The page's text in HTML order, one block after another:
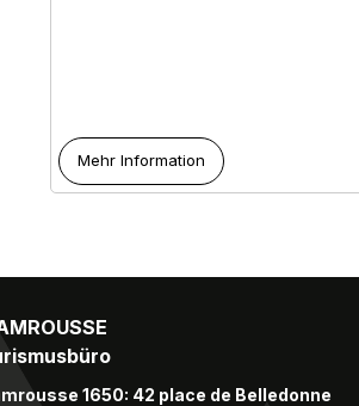
Mehr Information
1650: 42 place de Belledonne